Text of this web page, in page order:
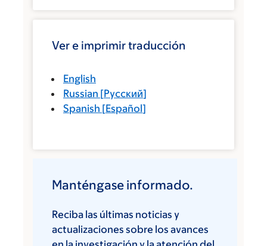
Ver e imprimir traducción
English
Russian [Русский]
Spanish [Español]
Manténgase informado.
Reciba las últimas noticias y
actualizaciones sobre los avances